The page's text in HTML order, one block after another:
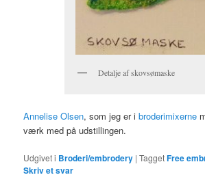
Detalje af skovsømaske
Annelise Olsen, som jeg er ibroderimixerne
værk med på udstillingen.
Udgivet i Broderi/embrodery |TaggetFree
Skriv et svar